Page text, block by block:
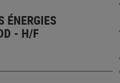
ÉNERGIES
- H/F